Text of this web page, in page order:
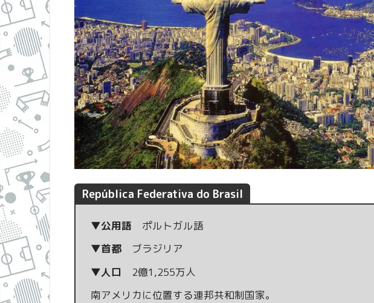
República Federativa do Brasil
▼公用語 ポルトガル語
▼首都ブラジリア
▼人口 2億1,255万人
南アメリカに位置する連邦共和制国家。